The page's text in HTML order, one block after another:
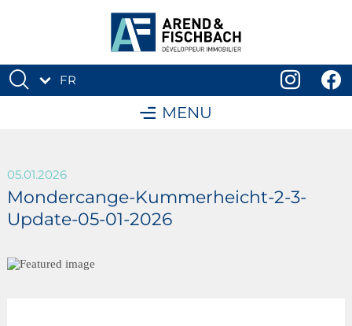
FR
MENU
05.01.2026
Mondercange-Kummerheicht-2-3-
Update-05-01-2026